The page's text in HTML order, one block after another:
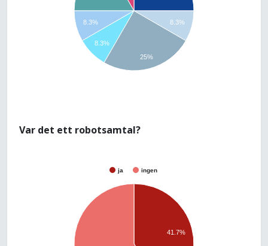
8.3%
8.3%
8.3%
25%
Var det ett robotsamtal?
ja ingen
41.7%